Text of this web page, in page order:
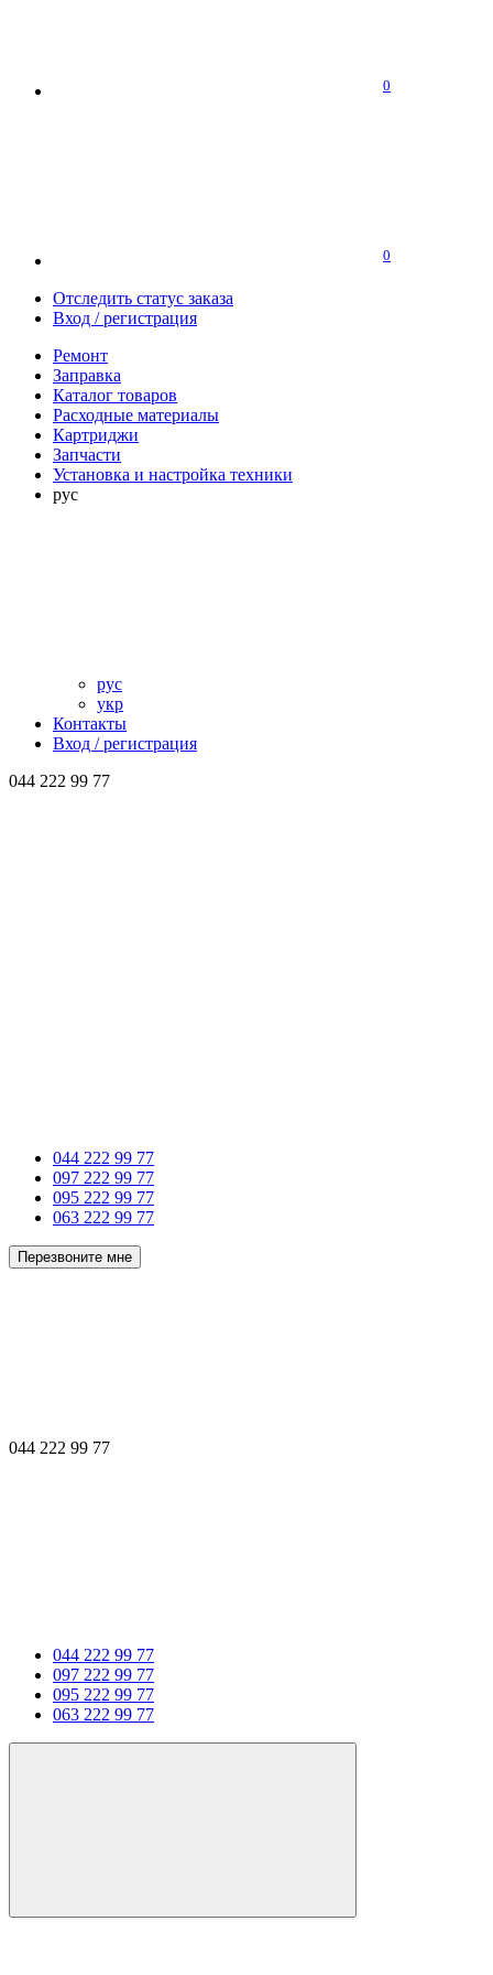
0
0
Отследить статус заказа
Вход / регистрация
Ремонт
Заправка
Каталог товаров
Расходные материалы
Картриджи
Запчасти
Установка и настройка техники
рус
рус
укр
Контакты
Вход / регистрация
044 222 99 77
044 222 99 77
097 222 99 77
095 222 99 77
063 222 99 77
Перезвоните мне
044 222 99 77
044 222 99 77
097 222 99 77
095 222 99 77
063 222 99 77